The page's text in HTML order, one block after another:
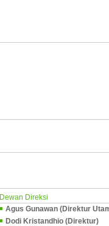
Dewan Direksi
Agus Gunawan (Direktur
Dodi Kristandhio (Direktur)